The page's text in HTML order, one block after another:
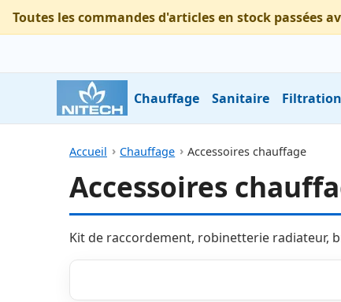
Toutes les commandes d'articles en stock passées
Chauffage Sanitaire Filtration
Accueil Chauffage Accessoires chauffage
Accessoires
Kit de raccordement, robinetterie radiateur,